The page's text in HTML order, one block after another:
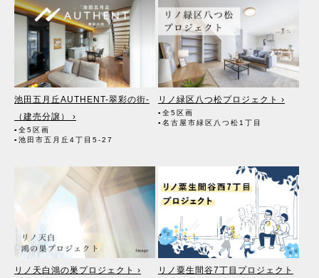
書面・郵便物・電話・インターネット・電子メール・広告媒体等
●当該情報の提供を受ける者又は提供を受ける者の組織の種類、及び
属性
（1）不動産の売買契約、賃貸借契約等を通じて、契約の相手方とな
る者。また、成約に至るまでの過程においてその見込者。
（2）他の宅地建物取引業者。（成約に至るまでの過程において広く
契約の見込客を募るため）
（3）インターネット広告、その他広告の掲載事業者及び団体。（成
約に至るまでの過程において広く契約の見込客を募るため）
（4）指定流通機構。（専属専任媒介契約、専任媒介契約が提携され
た場合には、宅地建物取引業法に基づき、指定流通機構への登録及び
成約情報の通知が宅地建物取引業者に義務付けられます）
（7）お客様が住宅ローン等を利用する場合、融資等に関する金融機
関関係。
（8）対象不動産について管理の必要がある場合、管理業者。
（9）当社にて賃貸管理が生じる場合は、管理委託契約の重要事項説
明書に定める業務委託先及び管理費引き落としの際の振込先金融機
関、管理組合役員。
（10）入居希望者様の信用照会のために必要な場合は、信用情報機
（11）入居者様が賃料を滞納した場合、滞納取立者。
池田五月丘AUTHENT-翠彩の街-
（建売分譲） ›
▪全5区画
▪池田市五月丘4丁目5-27
リノ緑区八つ松プロジェクト ›
▪全5区画
▪名古屋市緑区八つ松1丁目
リノ天白鴻の巣プロジェクト ›
リノ粟生間谷7丁目プロジェクト